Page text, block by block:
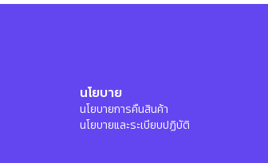
นโยบาย
นโยบายการคืนสินค้า
นโยบายและระเบียบปฏิบัติ